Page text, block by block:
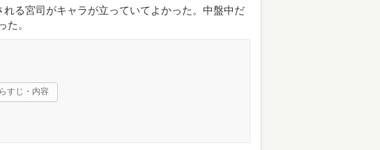
る宮司がキャラが立っていてよかった。中盤中だ
た。
すじ・内容